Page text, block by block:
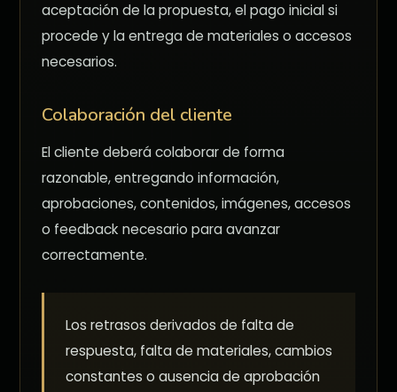
aceptación de la propuesta, el pago inicial si
procede y la entrega de materiales o accesos
necesarios.
Colaboración del cliente
El cliente deberá colaborar de forma
razonable, entregando información,
aprobaciones, contenidos, imágenes, accesos
o feedback necesario para avanzar
correctamente.
Los retrasos derivados de falta de
respuesta, falta de materiales, cambios
constantes o ausencia de aprobación